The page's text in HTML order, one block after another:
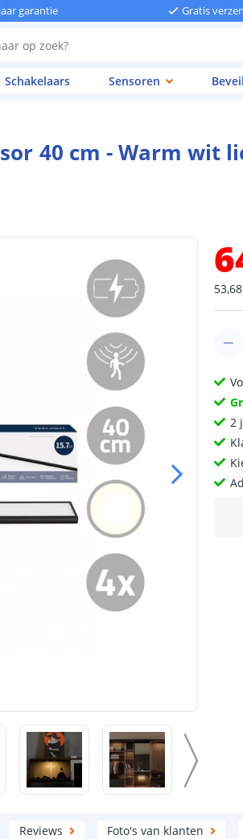
garantie Gratis
Schakelaars Sensoren
40 cm - Warm wit
53,68
2
Reviews Foto's van klanten